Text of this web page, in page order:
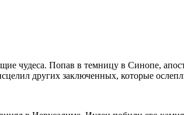
чудеса. Попав в темницу в Синопе,
других заключенных, которые